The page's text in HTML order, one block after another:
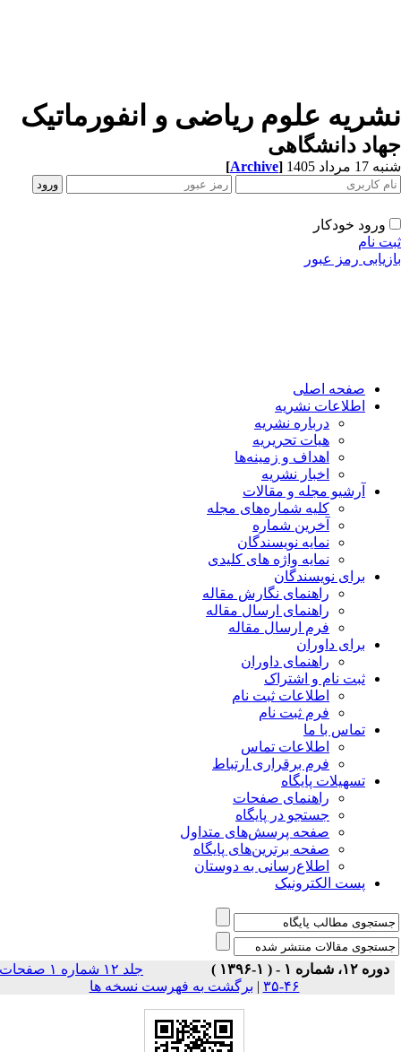
علوم ریاضی و انفورماتیک
دانشگاهی
مرداد 1405 [Archive]
ورود خودکار
نام
رمز عبور
صفحه اصلی
اطلاعات نشریه
درباره نشریه
هیات تحریریه
اهداف و زمینه‌ها
اخبار نشریه
آرشیو مجله و مقالات
کلیه شماره‌های مجله
آخرین شماره
نمایه نویسندگان
نمایه واژه های کلیدی
برای نویسندگان
راهنمای نگارش مقاله
راهنمای ارسال مقاله
فرم ارسال مقاله
برای داوران
راهنمای داوران
ثبت نام و اشتراک
اطلاعات ثبت نام
فرم ثبت نام
تماس با ما
اطلاعات تماس
فرم برقراری ارتباط
تسهیلات پایگاه
راهنمای صفحات
جستجو در پایگاه
صفحه پرسش‌های متداول
صفحه برترین‌های پایگاه
اطلاع‌رسانی به دوستان
پست الکترونیک
دوره ۱۲، شماره ۱ - ( ۱-۱۳۹۶ )
جلد ۱۲ شماره ۱ صفحات
۴۶-۳۵
|برگشت به فهرست نسخه ها